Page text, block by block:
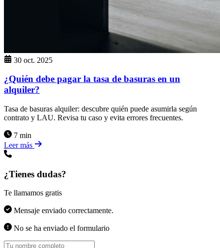
30 oct. 2025
¿Quién debe pagar la tasa de basuras en un
alquiler?
Tasa de basuras alquiler: descubre quién puede asumirla según
contrato y LAU. Revisa tu caso y evita errores frecuentes.
7 min
Leer más
¿Tienes dudas?
Te llamamos gratis
Mensaje enviado correctamente.
No se ha enviado el formulario